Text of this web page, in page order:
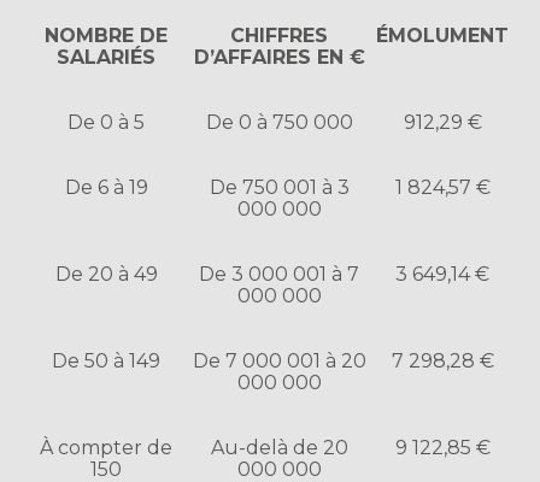
NOMBRE DE
SALARIÉS
CHIFFRES
D’AFFAIRES EN €
ÉMOLUMENT
De 0 à 5 De 0 à 750 000 912,29 €
De 6 à 19
De 750 001 à 3
000 000
1 824,57 €
De 20 à 49
De 3 000 001 à 7
000 000
3 649,14 €
De 50 à 149
De 7 000 001 à 20
000 000
7 298,28 €
À compter de
150
Au-delà de 20
000 000
9 122,85 €